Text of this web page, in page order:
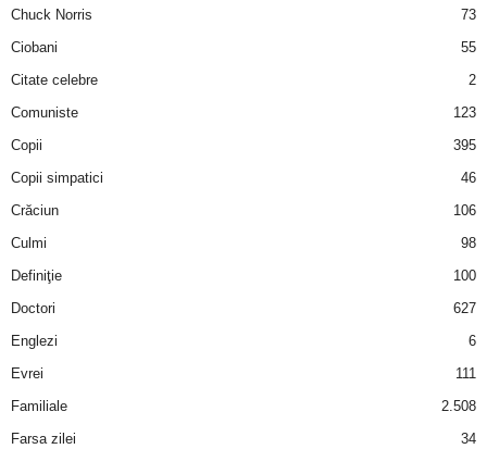
Chuck Norris
73
Ciobani
55
Citate celebre
2
Comuniste
123
Copii
395
Copii simpatici
46
Crăciun
106
Culmi
98
Definiţie
100
Doctori
627
Englezi
6
Evrei
111
Familiale
2.508
Farsa zilei
34